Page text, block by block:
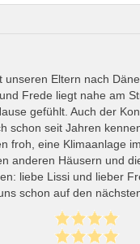
Eltern nach
Frede liegt nahe am
gefühlt. Auch der
schon seit Jahren
froh, eine Klimaanlage
anderen Häusern und
liebe Lissi und lieber
schon auf den